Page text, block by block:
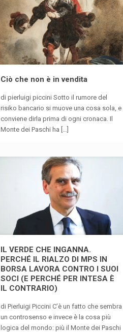
Ciò che non è in vendita
di pierluigi piccini Sotto il rumore del
risiko bancario si muove una cosa sola, e
conviene dirla prima di ogni cronaca. Il
Monte dei Paschi ha […]
IL VERDE CHE INGANNA.
PERCHÉ IL RIALZO DI MPS IN
BORSA LAVORA CONTRO I SUOI
SOCI (E PERCHÉ PER INTESA È
IL CONTRARIO)
di Pierluigi Piccini C’è un fatto che sembra
un controsenso e invece è la cosa più
logica del mondo: più il Monte dei Paschi